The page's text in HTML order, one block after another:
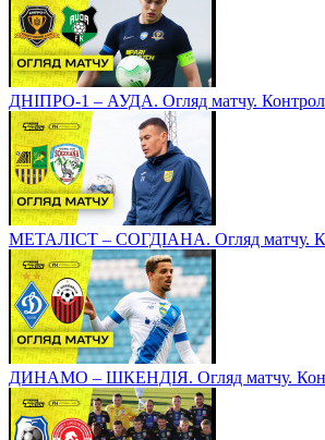
ДНІПРО-1 – АУДА. Огляд матчу.
МЕТАЛІСТ – СОГДІАНА. Огляд матчу.
ДИНАМО – ШКЕНДІЯ. Огляд матчу.